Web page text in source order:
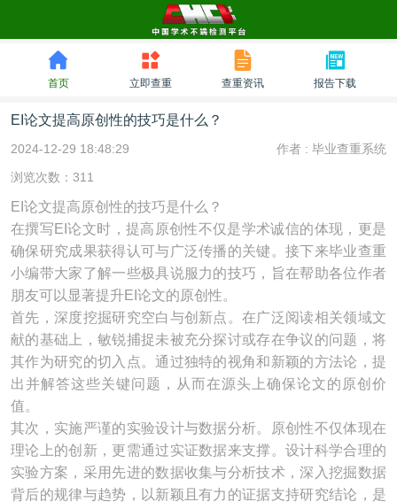
首页 立即查重 查重资讯 报告下载
EI论文提高原创性的技巧是什么？
2024-12-29 18:48:29 作者 : 毕业查重系统
浏览次数：311
EI论文提高原创性的技巧是什么？
在撰写EI论文时，提高原创性不仅是学术诚信的体现，更是
确保研究成果获得认可与广泛传播的关键。接下来毕业查重
小编带大家了解一些极具说服力的技巧，旨在帮助各位作者
朋友可以显著提升EI论文的原创性。
首先，深度挖掘研究空白与创新点。在广泛阅读相关领域文
献的基础上，敏锐捕捉未被充分探讨或存在争议的问题，将
其作为研究的切入点。通过独特的视角和新颖的方法论，提
出并解答这些关键问题，从而在源头上确保论文的原创价
值。
其次，实施严谨的实验设计与数据分析。原创性不仅体现在
理论上的创新，更需通过实证数据来支撑。设计科学合理的
实验方案，采用先进的数据收集与分析技术，深入挖掘数据
背后的规律与趋势，以新颖且有力的证据支持研究结论，是